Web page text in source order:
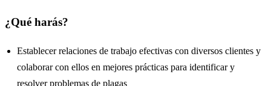
¿Qué harás?
Establecer relaciones de trabajo efectivas con diversos clientes y
colaborar con ellos en mejores prácticas para identificar y
resolver problemas de plagas